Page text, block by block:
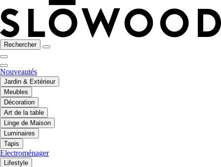
Rechercher
Nouveautés
Jardin & Extérieur
Meubles
Décoration
Art de la table
Linge de Maison
Luminaires
Tapis
Electroménager
Lifestyle